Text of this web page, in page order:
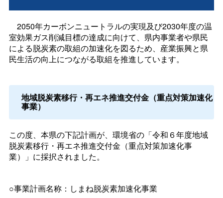
2050年カーボンニュートラルの実現及び2030年度の温
室効果ガス削減目標の達成に向けて、県内事業者や県民
による脱炭素の取組の加速化を図るため、産業振興と県
民生活の向上につながる取組を推進しています。
地域脱炭素移行・再エネ推進交付金（重点対策加速化
事業）
この度、本県の下記計画が、環境省の「令和６年度地域
脱炭素移行・再エネ推進交付金（重点対策加速化事
業）」に採択されました。
○事業計画名称：しまね脱炭素加速化事業